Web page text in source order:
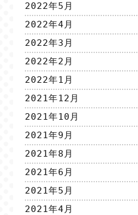
2022年5月
2022年4月
2022年3月
2022年2月
2022年1月
2021年12月
2021年10月
2021年9月
2021年8月
2021年6月
2021年5月
2021年4月